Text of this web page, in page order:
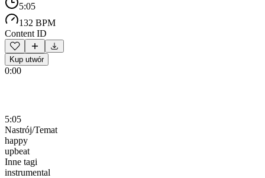
5:05
132 BPM
Content ID
Kup utwór
0:00
5:05
Nastrój/Temat
happy
upbeat
Inne tagi
instrumental